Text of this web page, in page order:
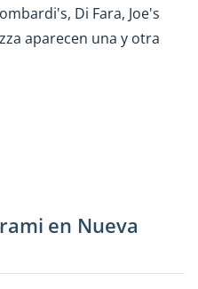
Di Fara, Joe's
aparecen una y otra
en Nueva